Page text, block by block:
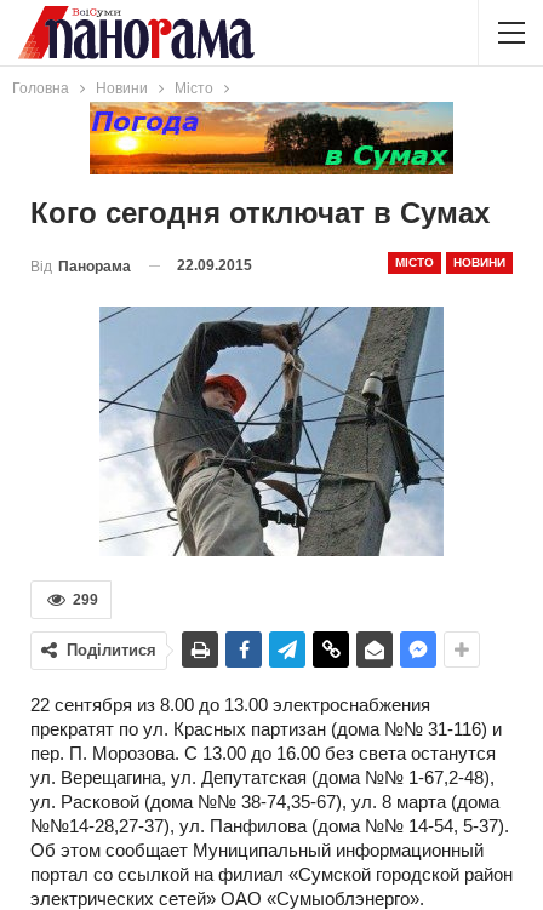
Головна Новини Місто
Кого сегодня отключат в Сумах
МІСТО НОВИНИ
Від Панорама 22.09.2015
299
Поділитися
22 сентября из 8.00 до 13.00 электроснабжения
прекратят по ул. Красных партизан (дома №№ 31-116) и
пер. П. Морозова. С 13.00 до 16.00 без света останутся
ул. Верещагина, ул. Депутатская (дома №№ 1-67,2-48),
ул. Расковой (дома №№ 38-74,35-67), ул. 8 марта (дома
№№14-28,27-37), ул. Панфилова (дома №№ 14-54, 5-37).
Об этом сообщает Муниципальный информационный
портал со ссылкой на филиал «Сумской городской район
электрических сетей» ОАО «Сумыоблэнерго».